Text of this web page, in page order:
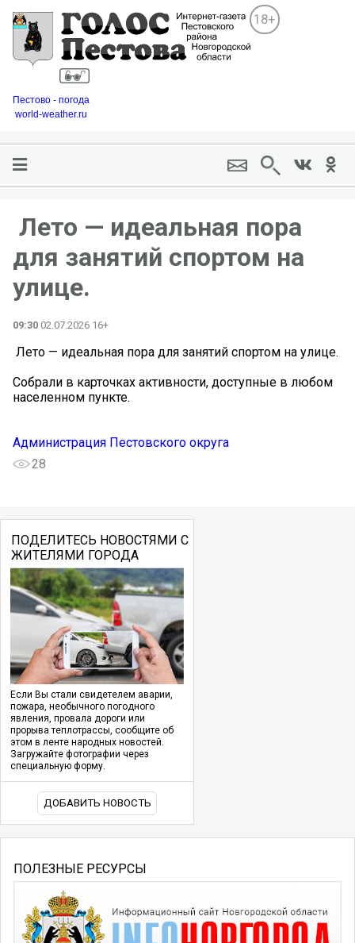
18+
Пестово - погода
world-weather.ru
️ Лето — идеальная пора
для занятий спортом на
улице.
09:30 02.07.2026 16+
️ Лето — идеальная пора для занятий спортом на улице.
Собрали в карточках активности, доступные в любом
населенном пункте.
Администрация Пестовского округа
28
ПОДЕЛИТЕСЬ НОВОСТЯМИ С
ЖИТЕЛЯМИ ГОРОДА
Если Вы стали свидетелем аварии,
пожара, необычного погодного
явления, провала дороги или
прорыва теплотрассы, сообщите об
этом в ленте народных новостей.
Загружайте фотографии через
специальную форму.
ДОБАВИТЬ НОВОСТЬ
ПОЛЕЗНЫЕ РЕСУРСЫ